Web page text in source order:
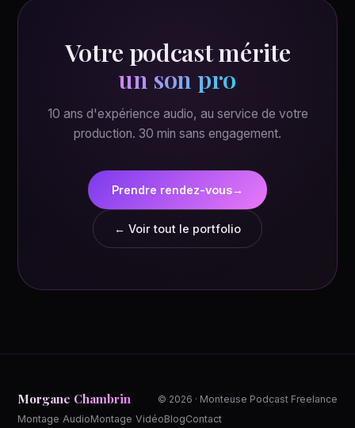
Votre podcast mérite
un son pro
10 ans d'expérience audio, au service de votre
production. 30 min sans engagement.
Prendre rendez-vous→
← Voir tout le portfolio
Morgane Chambrin
© 2026 · Monteuse Podcast Freelance
Montage AudioMontage VidéoBlogContact